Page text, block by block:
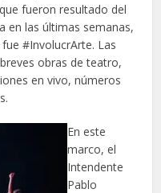
fueron resultado del
en las últimas semanas,
#InvolucrArte. Las
obras de teatro,
en vivo, números
En este
marco, el
Intendente
Pablo